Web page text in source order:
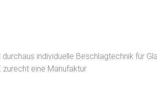
l
individuelle Beschlagtechnik für
eine Manufaktur.